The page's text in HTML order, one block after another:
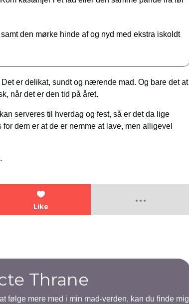
den mørke hinde af og nyd med ekstra iskoldt
er delikat, sundt og nærende mad. Og bare det at
når det er den tid på året.
serveres til hverdag og fest, så er det da lige
dem er at de er nemme at lave, men alligevel
.
Like
Thrane
følge mere med i min mad-verden, kan du finde mig